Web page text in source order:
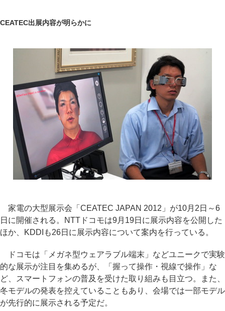
CEATEC出展内容が明らかに
家電の大型展示会「CEATEC JAPAN 2012」が10月2日～6
日に開催される。NTTドコモは9月19日に展示内容を公開した
ほか、KDDIも26日に展示内容について案内を行っている。
ドコモは「メガネ型ウェアラブル端末」などユニークで実験
的な展示が注目を集めるが、「握って操作・視線で操作」な
ど、スマートフォンの普及を受けた取り組みも目立つ。また、
冬モデルの発表を控えていることもあり、会場では一部モデル
が先行的に展示される予定だ。